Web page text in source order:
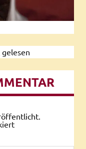
gelesen